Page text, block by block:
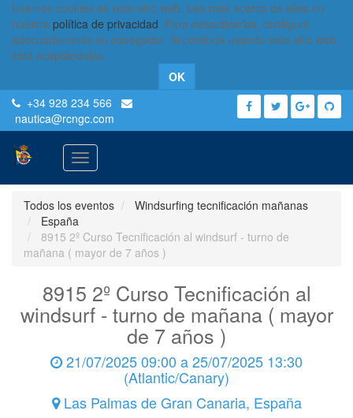
Usamos cookies en este sitio web. Lea más acerca de ellas en
nuestra política de privacidad. Para desactivarlas, configure
adecuadamente su navegador. Si continúa usando este sitio web,
está aceptándolas.
OK
+34 928 234 566
nautica@rcngc.com
Activar
navegación
Todos los eventos
Windsurfing tecnificación mañanas
España
8915 2º Curso Tecnificación al windsurf - turno de
mañana ( mayor de 7 años )
8915 2º Curso Tecnificación al
windsurf - turno de mañana ( mayor
de 7 años )
21/07/2025 09:00 a25/07/2025 13:30
(Atlantic/Canary)
Las Palmas de Gran Canaria, España